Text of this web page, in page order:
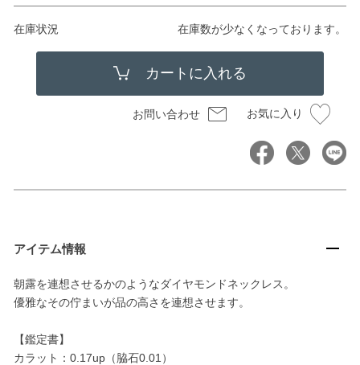
在庫状況 在庫数が少なくなっております。
お問い合わせ お気に入り
アイテム情報
朝露を連想させるかのようなダイヤモンドネックレス。
優雅なその佇まいが品の高さを連想させます。
【鑑定書】
カラット：0.17up（脇石0.01）